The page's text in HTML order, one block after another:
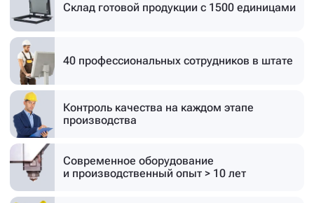
Склад готовой продукции с 1500 единицами
40 профессиональных сотрудников в штате
Контроль качества на каждом этапе
производства
Современное оборудование
и производственный опыт > 10 лет